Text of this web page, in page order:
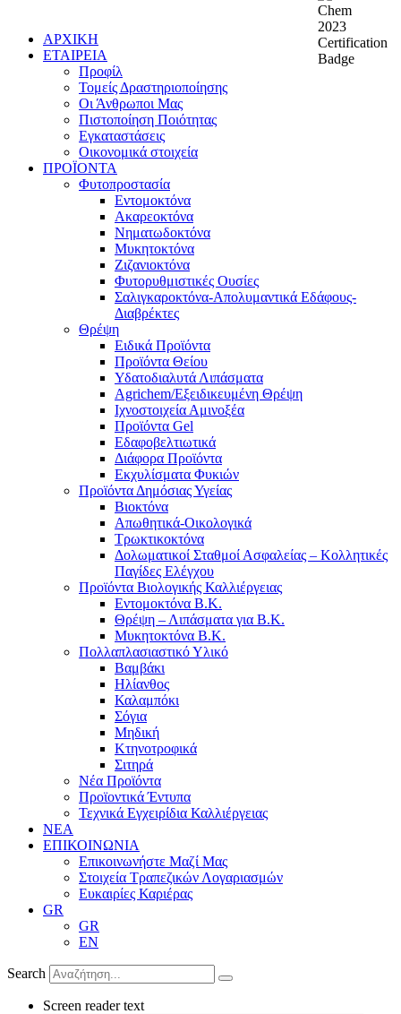
ΑΡΧΙΚΗ
ΕΤΑΙΡΕΙΑ
Προφίλ
Τομείς Δραστηριοποίησης
Οι Άνθρωποι Μας
Πιστοποίηση Ποιότητας
Εγκαταστάσεις
Οικονομικά στοιχεία
ΠΡΟΪΟΝΤΑ
Φυτοπροστασία
Εντομοκτόνα
Ακαρεοκτόνα
Νηματωδοκτόνα
Μυκητοκτόνα
Ζιζανιοκτόνα
Φυτορυθμιστικές Ουσίες
Σαλιγκαροκτόνα-Απολυμαντικά Εδάφους-
Διαβρέκτες
Θρέψη
Ειδικά Προϊόντα
Προϊόντα Θείου
Υδατοδιαλυτά Λιπάσματα
Agrichem/Εξειδικευμένη Θρέψη
Ιχνοστοιχεία Αμινοξέα
Προϊόντα Gel
Εδαφοβελτιωτικά
Διάφορα Προϊόντα
Εκχυλίσματα Φυκιών
Προϊόντα Δημόσιας Υγείας
Βιοκτόνα
Απωθητικά-Οικολογικά
Τρωκτικοκτόνα
Δολωματικοί Σταθμοί Ασφαλείας – Κολλητικές
Παγίδες Ελέγχου
Προϊόντα Βιολογικής Καλλιέργειας
Εντομοκτόνα Β.Κ.
Θρέψη – Λιπάσματα για Β.Κ.
Μυκητοκτόνα Β.Κ.
Πολλαπλασιαστικό Υλικό
Βαμβάκι
Ηλίανθος
Καλαμπόκι
Σόγια
Μηδική
Κτηνοτροφικά
Σιτηρά
Νέα Προϊόντα
Προϊοντικά Έντυπα
Τεχνικά Εγχειρίδια Καλλιέργειας
ΝΕΑ
ΕΠΙΚΟΙΝΩΝΙΑ
Επικοινωνήστε Μαζί Μας
Στοιχεία Τραπεζικών Λογαριασμών
Ευκαιρίες Καριέρας
GR
GR
EN
Search
Screen reader text